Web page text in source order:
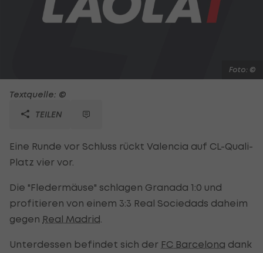
Foto: ©
Textquelle: ©
TEILEN
Eine Runde vor Schluss rückt Valencia auf CL-Quali-
Platz vier vor.
Die "Fledermäuse" schlagen Granada 1:0 und
profitieren von einem 3:3 Real Sociedads daheim
gegen Real Madrid
Unterdessen befindet sich der FC Barcelona dank